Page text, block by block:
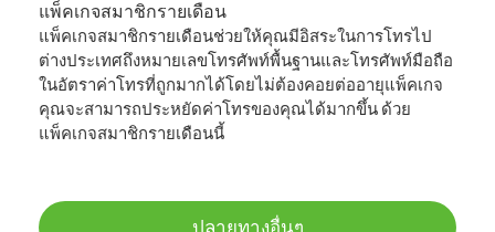
แพ็คเกจสมาชิกรายเดือน
แพ็คเกจสมาชิกรายเดือนช่วยให้คุณมีอิสระในการโทรไป
ต่างประเทศถึงหมายเลขโทรศัพท์พื้นฐานและโทรศัพท์มือถือ
ในอัตราค่าโทรที่ถูกมากได้โดยไม่ต้องคอยต่ออายุแพ็คเกจ
คุณจะสามารถประหยัดค่าโทรของคุณได้มากขึ้น ด้วย
แพ็คเกจสมาชิกรายเดือนนี้
ปลายทางอื่นๆ